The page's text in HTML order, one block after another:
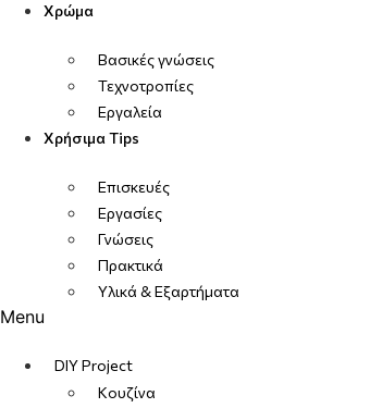
Χρώμα
Βασικές γνώσεις
Τεχνοτροπίες
Εργαλεία
Χρήσιμα Tips
Επισκευές
Εργασίες
Γνώσεις
Πρακτικά
Υλικά & Εξαρτήματα
Menu
DIY Project
Κουζίνα